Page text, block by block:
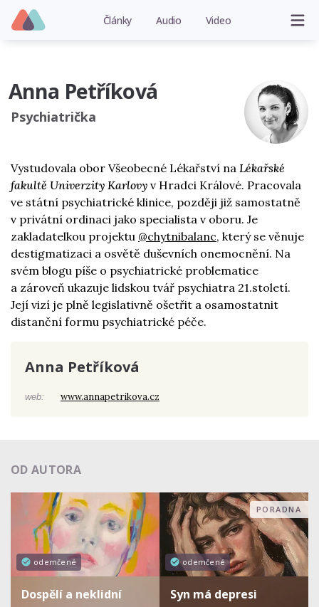
Články Audio Video
Anna Petříková
Psychiatrička
Vystudovala obor Všeobecné Lékařství na Lékařské
fakultě Univerzity Karlovy v Hradci Králové. Pracovala
ve státní psychiatrické klinice, později již samostatně
v privátní ordinaci jako specialista v oboru. Je
zakladatelkou projektu @chytnibalanc, který se věnuje
destigmatizaci a osvětě duševních onemocnění. Na
svém blogu píše o psychiatrické problematice
a zároveň ukazuje lidskou tvář psychiatra 21.století.
Její vizí je plně legislativně ošetřit a osamostatnit
distanční formu psychiatrické péče.
Anna Petříková
web: www.annapetrikova.cz
OD AUTORA
odemčené
Dospělí a neklidní
odemčené
PORADNA
Syn má depresi